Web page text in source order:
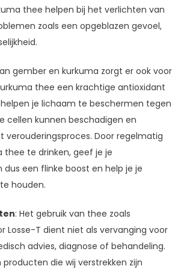
thee helpen bij het verlichten van
zoals een opgeblazen gevoel,
gember en kurkuma zorgt er ook voor
thee een krachtige antioxidant
je lichaam te beschermen tegen
cellen kunnen beschadigen en
verouderingsproces. Door regelmatig
thee te drinken, geef je je
een flinke boost en help je je
houden.
: Het gebruik van thee zoals
Losse-T dient niet als vervanging voor
advies, diagnose of behandeling.
die wij verstrekken zijn